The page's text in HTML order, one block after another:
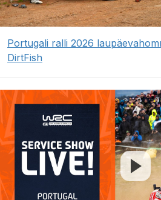
Portugali ralli 2026
DirtFish